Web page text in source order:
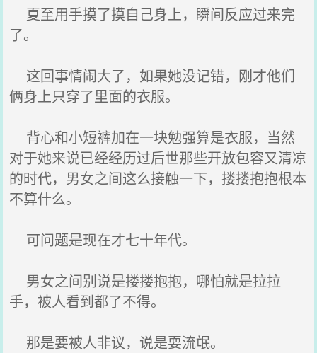
夏至用手摸了摸自己身上，瞬间反应过来完
了。
这回事情闹大了，如果她没记错，刚才他们
俩身上只穿了里面的衣服。
背心和小短裤加在一块勉强算是衣服，当然
对于她来说已经经历过后世那些开放包容又清凉
的时代，男女之间这么接触一下，搂搂抱抱根本
不算什么。
可问题是现在才七十年代。
男女之间别说是搂搂抱抱，哪怕就是拉拉
手，被人看到都了不得。
那是要被人非议，说是耍流氓。